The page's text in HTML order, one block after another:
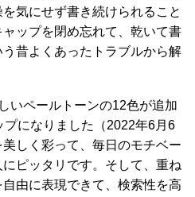
気にせず書き続けられること
ップを閉め忘れて、乾いて書
昔よくあったトラブルから解
いペールトーンの12色が追加
プになりました（2022年6月6
しく彩って、毎日のモチベー
ピッタリです。そして、重ね
由に表現できて、検索性を高